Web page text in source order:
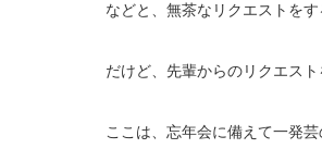
などと、無茶なリクエストをす
だけど、先輩からのリクエス
ここは、忘年会に備えて一発